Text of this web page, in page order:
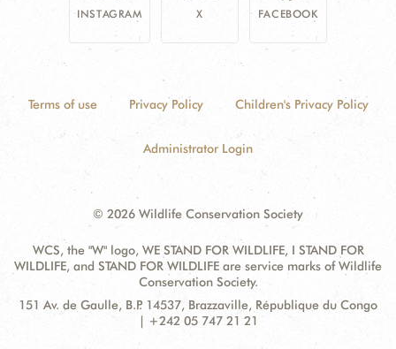
INSTAGRAM X FACEBOOK
Terms of use Privacy Policy Children's Privacy Policy
Administrator Login
© 2026 Wildlife Conservation Society
WCS, the "W" logo, WE STAND FOR WILDLIFE, I STAND FOR
WILDLIFE, and STAND FOR WILDLIFE are service marks of Wildlife
Conservation Society.
Contact
Address:
151 Av. de Gaulle, B.P. 14537, Brazzaville, République du Congo
| +242 05 747 21 21